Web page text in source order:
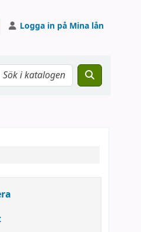
Logga in på Mina lån